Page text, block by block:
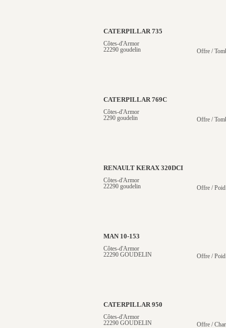
CATERPILLAR 735
Côtes-d'Armor
22290 goudelin
Offre /
CATERPILLAR 769C
Côtes-d'Armor
2290 goudelin
Offre /
RENAULT KERAX 320DCI
Côtes-d'Armor
22290 goudelin
Offre /
MAN 10-153
Côtes-d'Armor
22290 GOUDELIN
Offre /
CATERPILLAR 950
Côtes-d'Armor
22290 GOUDELIN
Offre /